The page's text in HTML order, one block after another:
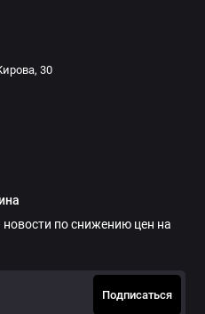
30
по снижению цен на
Подписаться